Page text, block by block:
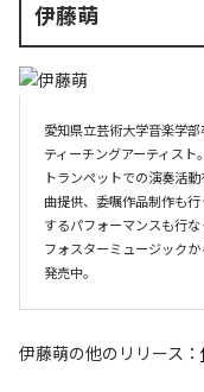
伊藤萌
愛知県立芸術大学音楽学部
ティーチングアーティスト。
トランペットでの演奏活
曲提供、委嘱作品制作も
するパフォーマンスも行な
フォスターミュージックか
伊藤萌の他のリリース：